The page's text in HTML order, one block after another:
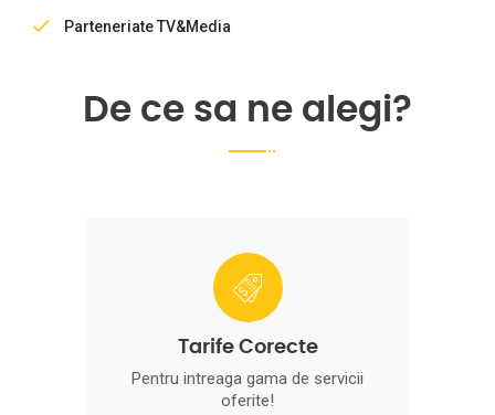
Parteneriate TV&Media
De ce sa ne alegi?
Tarife Corecte
Pentru intreaga gama de servicii
oferite!